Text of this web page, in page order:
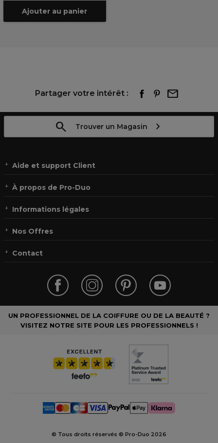
Ajouter au panier
Partager votre intérêt :
Trouver un Magasin
Aide et support Client
À propos de Pro-Duo
Informations légales
Nos Offres
Contact
UN PROFESSIONNEL DE LA COIFFURE OU DE LA BEAUTÉ ?
VISITEZ NOTRE SITE POUR LES PROFESSIONNELS !
© Tous droits réservés © Pro-Duo 2026